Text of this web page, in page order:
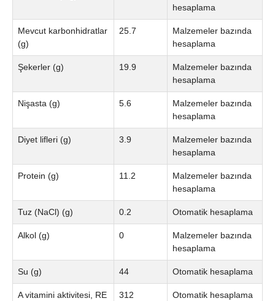
hesaplama
Mevcut karbonhidratlar
(g)
25.7
Malzemeler bazında
hesaplama
Şekerler (g) 19.9
Malzemeler bazında
hesaplama
Nişasta (g) 5.6
Malzemeler bazında
hesaplama
Diyet lifleri (g) 3.9
Malzemeler bazında
hesaplama
Protein (g) 11.2
Malzemeler bazında
hesaplama
Tuz (NaCl) (g) 0.2 Otomatik hesaplama
Alkol (g) 0
Malzemeler bazında
hesaplama
Su (g) 44 Otomatik hesaplama
A vitamini aktivitesi, RE
312 Otomatik hesaplama